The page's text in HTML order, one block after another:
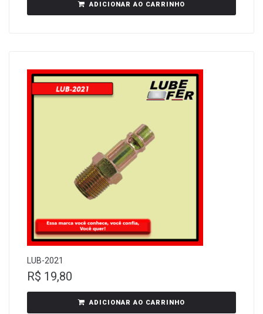
ADICIONAR AO CARRINHO
LUB-2021
R$ 19,80
ADICIONAR AO CARRINHO